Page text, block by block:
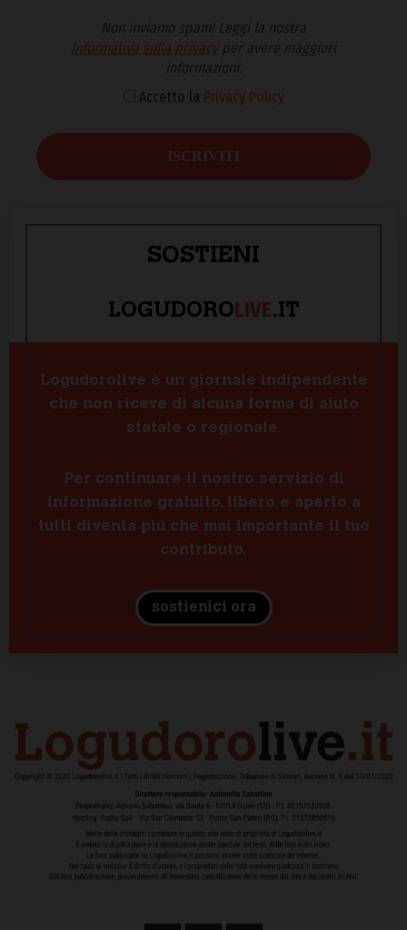
Non inviamo spam! Leggi la nostra
Informativa sulla privacyper avere maggiori
informazioni.
Accetto la Privacy Policy
SOSTIENI
LOGUDOROLIVE.IT
Logudorolive è un giornale indipendente
che non riceve di alcuna forma di aiuto
statale o regionale.
Per continuare il nostro servizio di
informazione gratuito, libero e aperto a
tutti diventa più che mai importante il tuo
contributo.
sostienici ora